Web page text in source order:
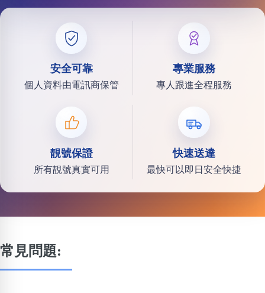
安全可靠
個人資料由電訊商保管
專業服務
專人跟進全程服務
靚號保證
所有靚號真實可用
快速送達
最快可以即日安全快捷
常見問題: